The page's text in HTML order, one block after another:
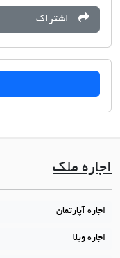
اشتراک
اجاره ملک
اجاره آپارتمان
اجاره ویلا